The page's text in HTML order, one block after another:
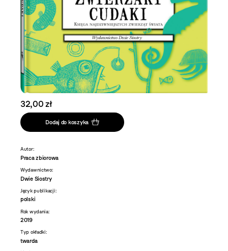
32,00 zł
Dodaj do koszyka
Autor:
Praca zbiorowa
Wydawnictwo:
Dwie Siostry
Język publikacji:
polski
Rok wydania:
2019
Typ okładki:
twarda